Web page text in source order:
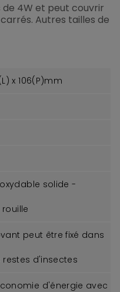
de 4W et peut couvrir
Autres tailles de
x 106(P)mm
solide -
peut être fixé dans
d'insectes
d'énergie avec